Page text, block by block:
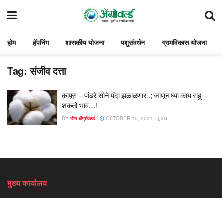
होम हॅपनिंग शासकीय योजना पशुसंवर्धन ग्रामविकास योजना
Tag:संजीव दत्ता
कापूस – पांढरे सोने यंदा झळाळणार..; जाणून घ्या काय राहू
शकतो भाव…!
BY टीम ॲग्रोवर्ल्ड OCTOBER 15, 2021 0
मुख्य कार्यालय